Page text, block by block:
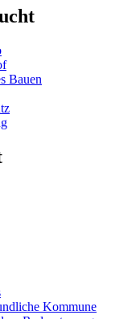
Bauen
Kommune